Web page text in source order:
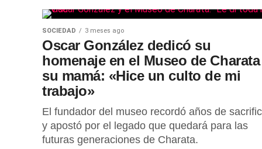
SOCIEDAD 3 meses ago
Oscar González dedicó su
homenaje en el Museo de Charata
su mamá: «Hice un culto de mi
trabajo»
El fundador del museo recordó años de
y apostó por el legado que quedará para las
futuras generaciones de Charata.